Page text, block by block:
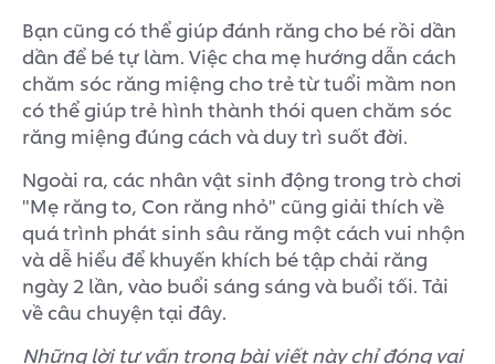
Bạn cũng có thể giúp đánh răng cho bé rồi dần
dần để bé tự làm. Việc cha mẹ hướng dẫn cách
chăm sóc răng miệng cho trẻ từ tuổi mầm non
có thể giúp trẻ hình thành thói quen chăm sóc
răng miệng đúng cách và duy trì suốt đời.
Ngoài ra, các nhân vật sinh động trong trò chơi
"Mẹ răng to, Con răng nhỏ" cũng giải thích về
quá trình phát sinh sâu răng một cách vui nhộn
và dễ hiểu để khuyến khích bé tập chải răng
ngày 2 lần, vào buổi sáng sáng và buổi tối. Tải
về câu chuyện tại đây.
Những lời tư vấn trong bài viết này chỉ đóng vai